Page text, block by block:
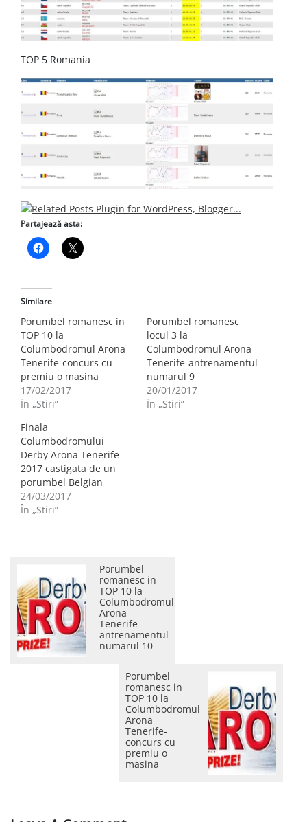
TOP 5 Romania
Partajează asta:
Similare
Porumbel romanesc in
TOP 10 la
Columbodromul Arona
Tenerife-concurs cu
premiu o masina
17/02/2017
În „Stiri”
Porumbel romanesc
locul 3 la
Columbodromul Arona
Tenerife-antrenamentul
numarul 9
20/01/2017
În „Stiri”
Finala
Columbodromului
Derby Arona Tenerife
2017 castigata de un
porumbel Belgian
24/03/2017
În „Stiri”
Porumbel
romanesc in
TOP 10 la
Columbodromul
Arona
Tenerife-
antrenamentul
numarul 10
Porumbel
romanesc in
TOP 10 la
Columbodromul
Arona
Tenerife-
concurs cu
premiu o
masina